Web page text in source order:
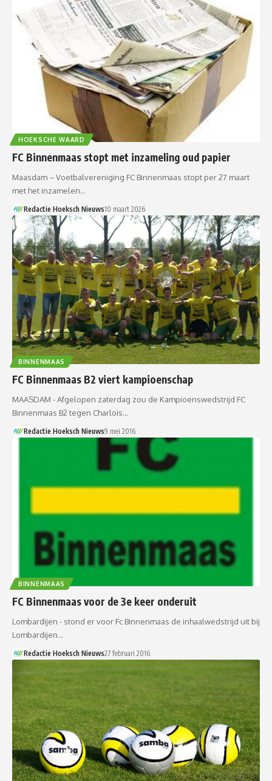
HOEKSCHE WAARD
FC Binnenmaas stopt met inzameling oud papier
Maasdam – Voetbalvereniging FC Binnenmaas stopt per 27 maart
met het inzamelen…
Redactie Hoeksch Nieuws10 maart 2026
BINNENMAAS
FC Binnenmaas B2 viert kampioenschap
MAASDAM - Afgelopen zaterdag zou de Kampioenswedstrijd FC
Binnenmaas B2 tegen Charlois…
Redactie Hoeksch Nieuws9 mei 2016
BINNENMAAS
FC Binnenmaas voor de 3e keer onderuit
Lombardijen - stond er voor Fc Binnenmaas de inhaalwedstrijd uit bij
Lombardijen…
Redactie Hoeksch Nieuws27 februari 2016